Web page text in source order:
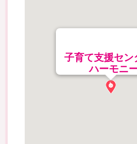
子育て支援セ
ハーモニ